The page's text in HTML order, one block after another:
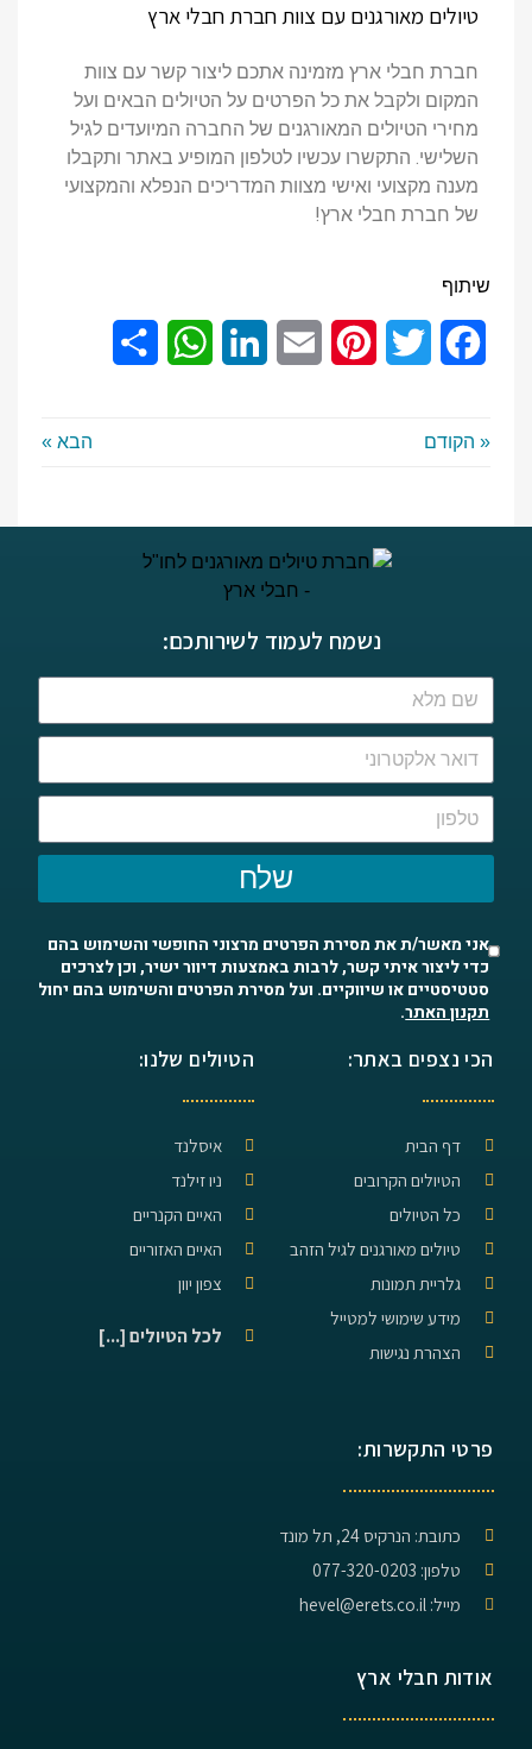
טיולים מאורגנים עם צוות חברת חבלי ארץ
חברת חבלי ארץ מזמינה אתכם ליצור קשר עם צוות
המקום ולקבל את כל הפרטים על הטיולים הבאים ועל
מחירי הטיולים המאורגנים של החברה המיועדים לגיל
השלישי. התקשרו עכשיו לטלפון המופיע באתר ותקבלו
מענה מקצועי ואישי מצוות המדריכים הנפלא והמקצועי
של חברת חבלי ארץ!
שיתוף
Facebook
Twitter
Pinterest
Email
LinkedIn
WhatsApp
« הקודם הבא »
נשמח לעמוד לשירותכם:
שלח
אני מאשר/ת את מסירת הפרטים מרצוני החופשי והשימוש בהם
כדי ליצור איתי קשר, לרבות באמצעות דיוור ישיר, וכן לצרכים
סטטיסטיים או שיווקיים. ועל מסירת הפרטים והשימוש בהם יחול
תקנון האתר.
הכי נצפים באתר:
דף הבית
הטיולים הקרובים
כל הטיולים
טיולים מאורגנים לגיל הזהב
גלריית תמונות
מידע שימושי למטייל
הצהרת נגישות
הטיולים שלנו:
איסלנד
ניו זילנד
האיים הקנריים
האיים האזוריים
צפון יוון
לכל הטיולים [...]
פרטי התקשרות:
כתובת: הנרקיס 24, תל מונד
טלפון: 077-320-0203
מייל: hevel@erets.co.il
אודות חבלי ארץ